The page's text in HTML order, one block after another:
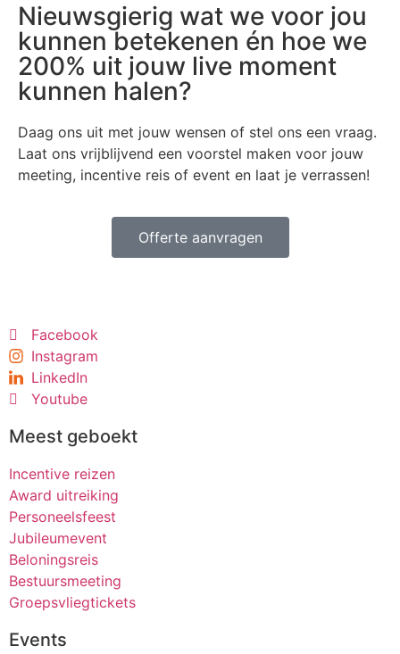
Nieuwsgierig wat we voor jou
kunnen betekenen én hoe we
200% uit jouw live moment
kunnen halen?
Daag ons uit met jouw wensen of stel ons een vraag.
Laat ons vrijblijvend een voorstel maken voor jouw
meeting, incentive reis of event en laat je verrassen!
Offerte aanvragen
Facebook
Instagram
LinkedIn
Youtube
Meest geboekt
Incentive reizen
Award uitreiking
Personeelsfeest
Jubileumevent
Beloningsreis
Bestuursmeeting
Groepsvliegtickets
Events